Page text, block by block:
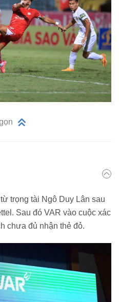
trọng tài Ngô Duy Lân sau
Sau đó VAR vào cuộc xác
chưa đủ nhận thẻ đỏ.